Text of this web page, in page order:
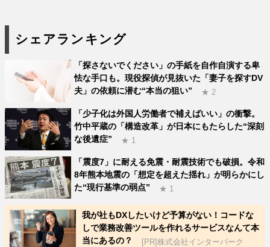
シェアランキング
「探さないでください」の手紙を自作自演する卑
怯な手口も。現役探偵が見抜いた「妻子を探すDV
夫」の依頼に潜む“本当の狙い”
★ 2
「少子化は外国人労働者で補えばいい」の衝撃。
竹中平蔵の「構造改革」が日本にもたらした“深刻
な後遺症”
★ 1
「震度7」に耐える免震・耐震技術でも破損。令和
8年熊本地震の「想定を超えた揺れ」が明らかにし
た“現行基準の弱点”
★ 1
我が社もDXしたいけど予算がない！コードな
しで業務改善ツールを作れるサービスなんて本
当にあるの？
[PR]株式会社インターパーク